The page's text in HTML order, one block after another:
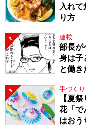
入れ
り方
2 連載
部長が
身は子
と働
3 手づくり
【夏
花「で
はおう